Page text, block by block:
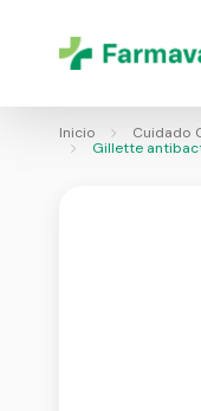
Inicio Cuidado
Gillette